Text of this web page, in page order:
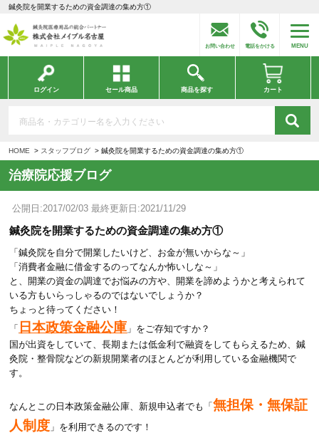
鍼灸院を開業するための資金調達の集め方①
お問い合わせ 電話をかける MENU
ログイン セール商品 商品を探す カート
HOME スタッフブログ 鍼灸院を開業するための資金調達の集め方①
治療院応援ブログ
公開日:2017/02/03 最終更新日:2021/11/29
鍼灸院を開業するための資金調達の集め方①
「鍼灸院を自分で開業したいけど、お金が無いからな～」
「消費者金融に借金するのってなんか怖いしな～」
と、開業の資金の調達でお悩みの方や、開業を諦めようかと考えられて
いる方もいらっしゃるのではないでしょうか？
ちょっと待ってください！
「 日本政策金融公庫 」をご存知ですか？
国が出資をしていて、長期または低金利で融資をしてもらえるため、鍼
灸院・整骨院などの新規開業者のほとんどが利用している金融機関で
す。
なんとこの日本政策金融公庫、新規申込者でも「無担保・無保証
人制度 」を利用できるのです！